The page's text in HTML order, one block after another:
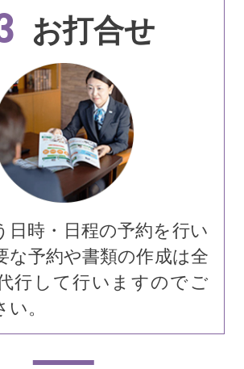
お打合せ
日時・日程の予約を行い
な予約や書類の作成は全
行して行いますのでご
。